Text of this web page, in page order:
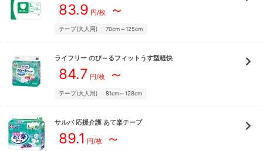
83.9 円/枚～
テープ(大人用) 70cm～125cm
ライフリー のび～るフィットうす型軽快
84.7 円/枚～
テープ(大人用) 81cm～128cm
サルバ 応援介護 あて楽テープ
89.1 円/枚～